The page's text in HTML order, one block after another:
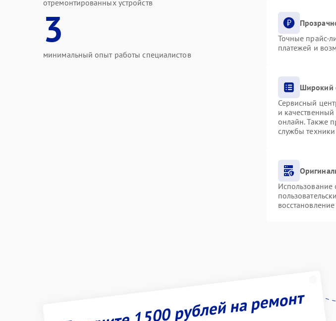
отремонтированных устройств
3
минимальный опыт работы специалистов
Точные прайс-
платежей и
Широкий
Сервисный
и
онлайн. Также
службы техники
Использование